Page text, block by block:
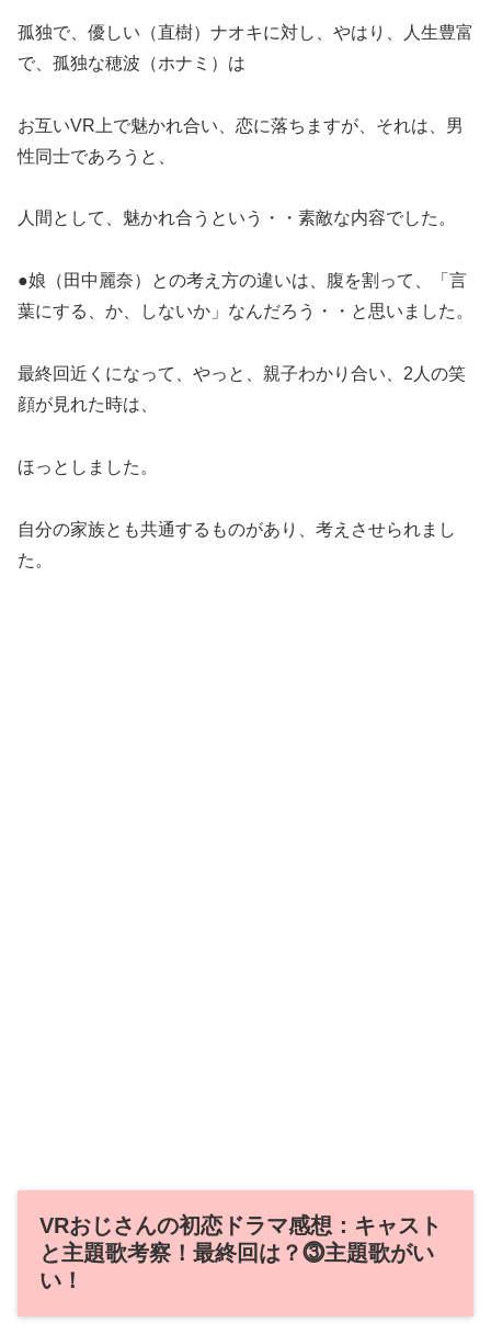
孤独で、優しい（直樹）ナオキに対し、やはり、人生豊富
で、孤独な穂波（ホナミ）は
お互いVR上で魅かれ合い、恋に落ちますが、それは、男
性同士であろうと、
人間として、魅かれ合うという・・素敵な内容でした。
●娘（田中麗奈）との考え方の違いは、腹を割って、「言
葉にする、か、しないか」なんだろう・・と思いました。
最終回近くになって、やっと、親子わかり合い、2人の笑
顔が見れた時は、
ほっとしました。
自分の家族とも共通するものがあり、考えさせられまし
た。
VRおじさんの初恋ドラマ感想：キャスト
と主題歌考察！最終回は？⓷主題歌がい
い！